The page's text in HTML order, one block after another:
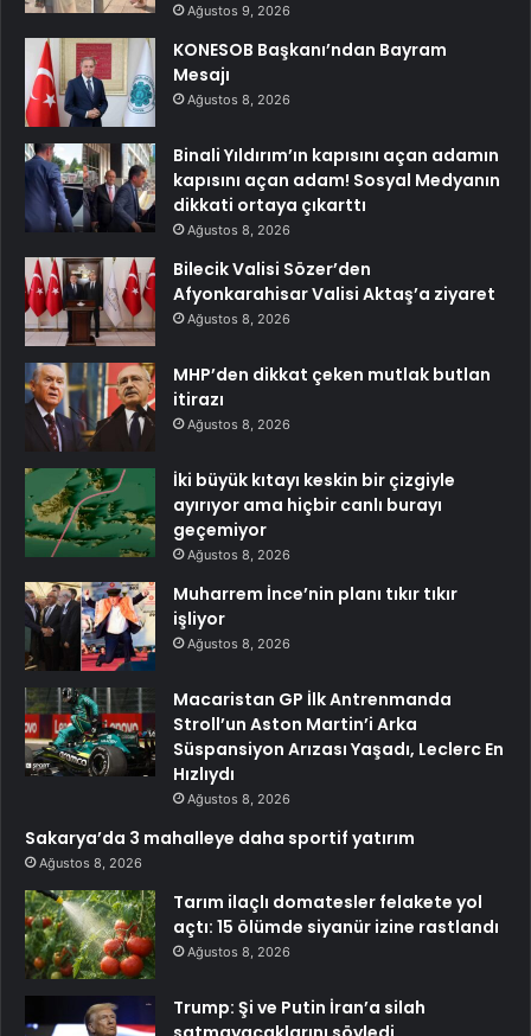
Ağustos 9, 2026
KONESOB Başkanı’ndan Bayram
Mesajı
Ağustos 8, 2026
Binali Yıldırım’ın kapısını açan adamın
kapısını açan adam! Sosyal Medyanın
dikkati ortaya çıkarttı
Ağustos 8, 2026
Bilecik Valisi Sözer’den
Afyonkarahisar Valisi Aktaş’a ziyaret
Ağustos 8, 2026
MHP’den dikkat çeken mutlak butlan
itirazı
Ağustos 8, 2026
İki büyük kıtayı keskin bir çizgiyle
ayırıyor ama hiçbir canlı burayı
geçemiyor
Ağustos 8, 2026
Muharrem İnce’nin planı tıkır tıkır
işliyor
Ağustos 8, 2026
Macaristan GP İlk Antrenmanda
Stroll’un Aston Martin’i Arka
Süspansiyon Arızası Yaşadı, Leclerc En
Hızlıydı
Ağustos 8, 2026
Sakarya’da 3 mahalleye daha sportif yatırım
Ağustos 8, 2026
Tarım ilaçlı domatesler felakete yol
açtı: 15 ölümde siyanür izine rastlandı
Ağustos 8, 2026
Trump: Şi ve Putin İran’a silah